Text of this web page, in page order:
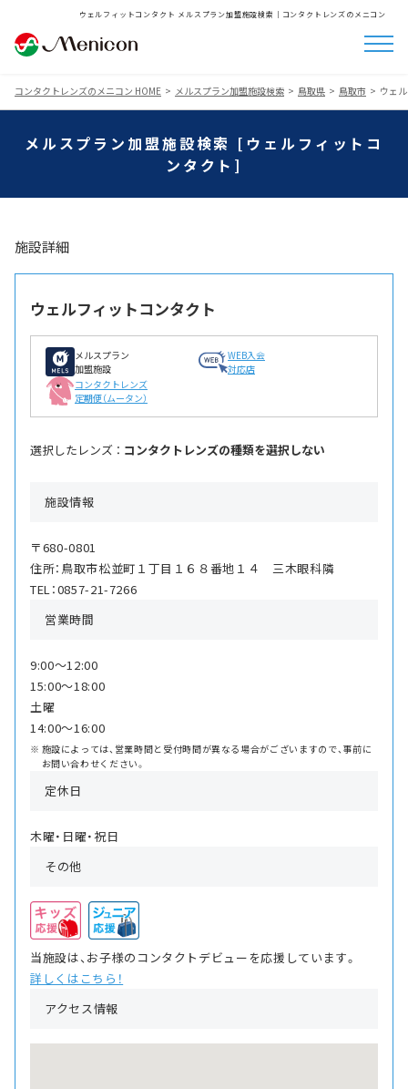
ウェルフィットコンタクト メルスプラン加盟施設検索│コンタクトレンズのメニコン
コンタクトレンズのメニコン HOME メルスプラン加盟施設検索 鳥取県 鳥取市 ウェ
メルスプラン加盟施設検索 [ウェルフィットコ
ンタクト]
施設詳細
ウェルフィットコンタクト
メルスプラン
加盟施設
WEB入会
対応店
コンタクトレンズ
定期便（ムータン）
選択したレンズ ： コンタクトレンズの種類を選択しない
施設情報
〒680-0801
住所：鳥取市松並町１丁目１６８番地１４ 三木眼科隣
TEL：0857-21-7266
営業時間
9:00〜12:00
15:00〜18:00
土曜
14:00〜16:00
施設によっては、営業時間と受付時間が異なる場合がございますので、事前に
お問い合わせください。
定休日
木曜・日曜・祝日
その他
当施設は、お子様のコンタクトデビューを応援しています。
詳しくはこちら！
アクセス情報